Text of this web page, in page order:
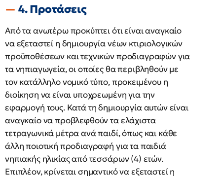
4. Προτάσεις
Από τα ανωτέρω προκύπτει ότι είναι αναγκαίο
να εξεταστεί η δημιουργία νέων κτιριολογικών
προϋποθέσεων και τεχνικών προδιαγραφών για
τα νηπιαγωγεία, οι οποίες θα περιβληθούν με
τον κατάλληλο νομικό τύπο, προκειμένου η
διοίκηση να είναι υποχρεωμένη για την
εφαρμογή τους. Κατά τη δημιουργία αυτών είναι
αναγκαίο να προβλεφθούν τα ελάχιστα
τετραγωνικά μέτρα ανά παιδί, όπως και κάθε
άλλη ποιοτική προδιαγραφή για τα παιδιά
νηπιακής ηλικίας από τεσσάρων (4) ετών.
Επιπλέον, κρίνεται σημαντικό να εξεταστεί η